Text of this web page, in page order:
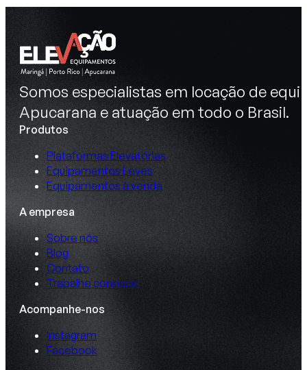
Somos especialistas em locação de
Apucarana e atuação em todo o Brasil.
Produtos
Plataformas Elevatórias
Equipamentos Leves
Equipamentos à venda
A empresa
Sobre nós
Blog
Contato
Trabalhe conosco
Acompanhe-nos
Instagram
Facebook